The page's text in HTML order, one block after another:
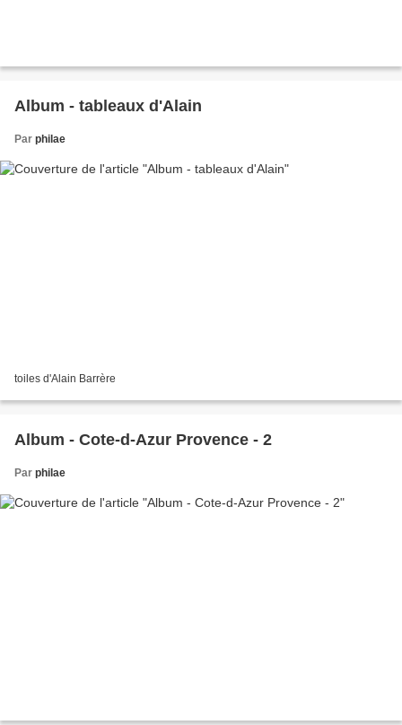
Album - tableaux d'Alain
Par philae
toiles d'Alain Barrère
Album - Cote-d-Azur Provence - 2
Par philae